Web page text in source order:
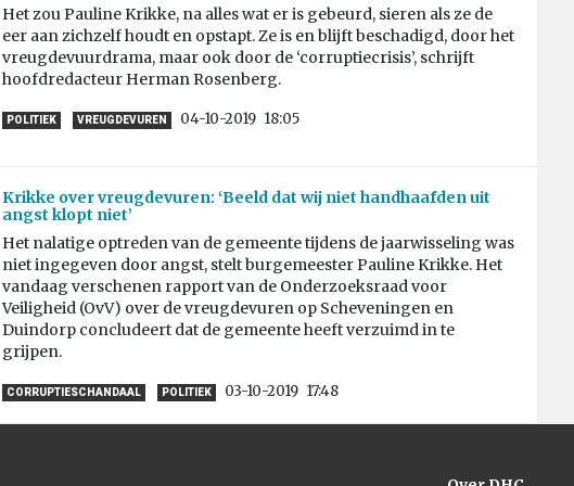
Het zou Pauline Krikke, na alles wat er is gebeurd, sieren als ze de
eer aan zichzelf houdt en opstapt. Ze is en blijft beschadigd, door het
vreugdevuurdrama, maar ook door de ‘corruptiecrisis’, schrijft
hoofdredacteur Herman Rosenberg.
POLITIEK VREUGDEVUREN 04-10-2019 18:05
Krikke over vreugdevuren: ‘Beeld dat wij niet handhaafden uit
angst klopt niet’
Het nalatige optreden van de gemeente tijdens de jaarwisseling was
niet ingegeven door angst, stelt burgemeester Pauline Krikke. Het
vandaag verschenen rapport van de Onderzoeksraad voor
Veiligheid (OvV) over de vreugdevuren op Scheveningen en
Duindorp concludeert dat de gemeente heeft verzuimd in te
grijpen.
CORRUPTIESCHANDAAL POLITIEK 03-10-2019 17:48